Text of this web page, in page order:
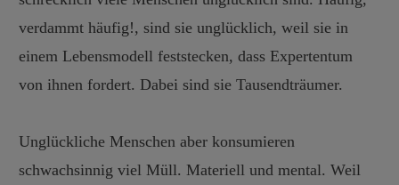
verdammt häufig!, sind sie unglücklich, weil sie in
einem Lebensmodell feststecken, dass Expertentum
von ihnen fordert. Dabei sind sie Tausendträumer.
Unglückliche Menschen aber konsumieren
schwachsinnig viel Müll. Materiell und mental. Weil